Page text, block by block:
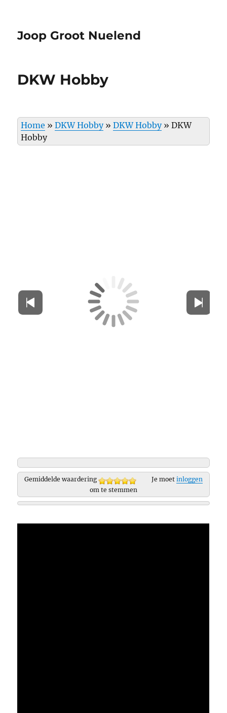
Joop Groot Nuelend
DKW Hobby
Home »DKW Hobby»DKW Hobby»DKW
Hobby
Gemiddelde waardering Je moet inloggen
om te stemmen